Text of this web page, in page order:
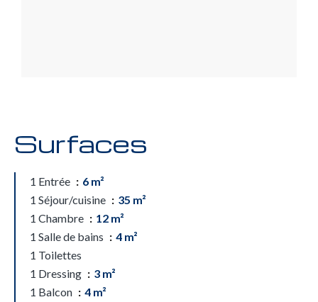
Surfaces
1 Entrée
6 m²
1 Séjour/cuisine
35 m²
1 Chambre
12 m²
1 Salle de bains
4 m²
1 Toilettes
1 Dressing
3 m²
1 Balcon
4 m²